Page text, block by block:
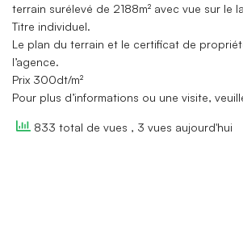
terrain surélevé de 2188m² avec vue sur le
Titre individuel.
Le plan du terrain et le certificat de
l’agence.
Prix 300dt/m²
Pour plus d’informations ou une visite,
833 total de vues , 3 vues aujourd'hui